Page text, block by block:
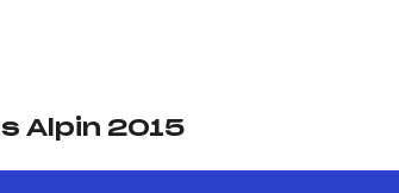
Alpin 2015